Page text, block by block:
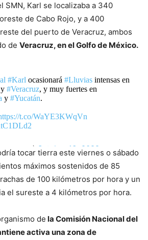
SMN, Karl se localizaba a 340
de Cabo Rojo, y a 400
del puerto de Veracruz, ambos
de Veracruz, en el Golfo de México.
#Karl ocasionará #Lluviasintensas en
#Veracruz, y muy fuertes en
y #Yucatán.
t.co/WaYE3KWqVn
October 13, 2022
tocar tierra este viernes o sábado
máximos sostenidos de 85
de 100 kilómetros por hora y un
el sureste a 4 kilómetros por hora.
de la Comisión Nacional del
activa una zona de